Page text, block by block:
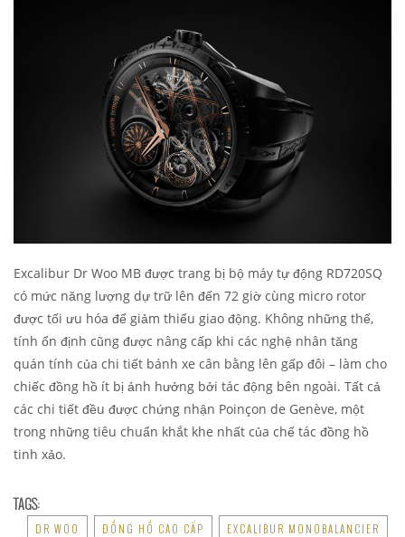
Excalibur Dr Woo MB được trang bị bộ máy tự động RD720SQ
có mức năng lượng dự trữ lên đến 72 giờ cùng micro rotor
được tối ưu hóa để giảm thiểu giao động. Không những thế,
tính ổn định cũng được nâng cấp khi các nghệ nhân tăng
quán tính của chi tiết bánh xe cân bằng lên gấp đôi – làm cho
chiếc đồng hồ ít bị ảnh hưởng bởi tác động bên ngoài. Tất cả
các chi tiết đều được chứng nhận Poinçon de Genève, một
trong những tiêu chuẩn khắt khe nhất của chế tác đồng hồ
tinh xảo.
TAGS:
DR WOO ĐỒNG HỒ CAO CẤP EXCALIBUR MONOBALANCIER